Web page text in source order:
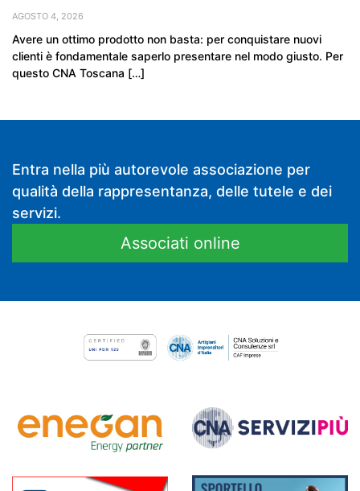
AGOSTO 4, 2026
Avere un ottimo prodotto non basta: per conquistare nuovi
clienti è fondamentale saperlo presentare nel modo giusto. Per
questo CNA Toscana […]
Entra nella più autorevole associazione per
qualità della rappresentanza, delle tutele e dei
servizi.
Associati online